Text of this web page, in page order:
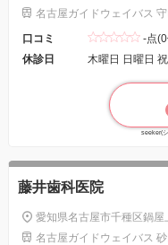
名古屋ガイドウェイバス
口コミ
-点
休診日
木曜日 日曜日
seeker(
藤井歯科医院
愛知県名古屋市千種区鍋
名古屋ガイドウェイバス